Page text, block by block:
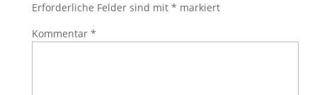
Erforderliche Felder sind mit * markiert
Kommentar *